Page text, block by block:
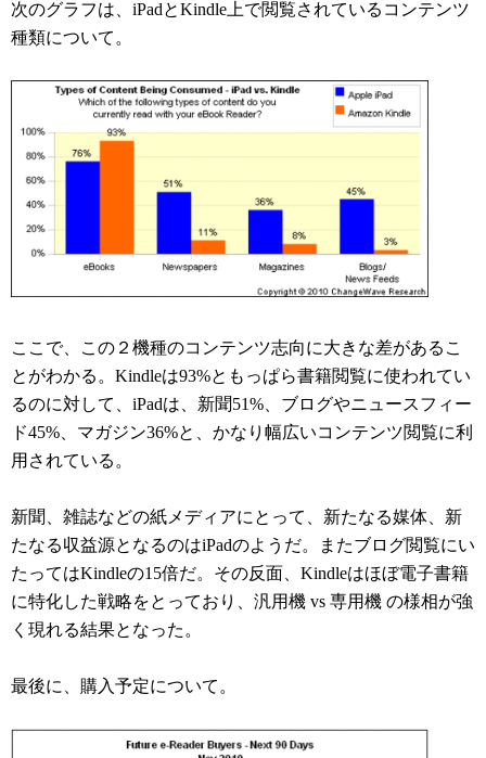
次のグラフは、iPadとKindle上で閲覧されているコンテンツ
種類について。
ここで、この２機種のコンテンツ志向に大きな差があるこ
とがわかる。Kindleは93%ともっぱら書籍閲覧に使われてい
るのに対して、iPadは、新聞51%、ブログやニュースフィー
ド45%、マガジン36%と、かなり幅広いコンテンツ閲覧に利
用されている。
新聞、雑誌などの紙メディアにとって、新たなる媒体、新
たなる収益源となるのはiPadのようだ。またブログ閲覧にい
たってはKindleの15倍だ。その反面、Kindleはほぼ電子書籍
に特化した戦略をとっており、汎用機 vs 専用機 の様相が強
く現れる結果となった。
最後に、購入予定について。